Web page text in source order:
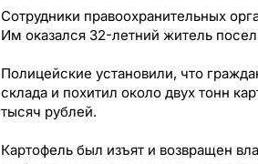
Сотрудники правоохранительных
Им оказался 32-летний житель
Полицейские установили, что
склада и похитил около двух тонн
тысяч рублей.
Картофель был изъят и возвращен